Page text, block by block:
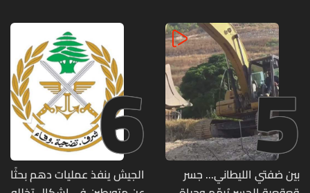
5
بين ضفتي الليطاني... جسر
6
الجيش ينفذ عمليات دهم بحثًا